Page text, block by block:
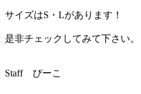
サイズはS・Lがあります！
是非チェックしてみて下さい。
Staff ぴーこ